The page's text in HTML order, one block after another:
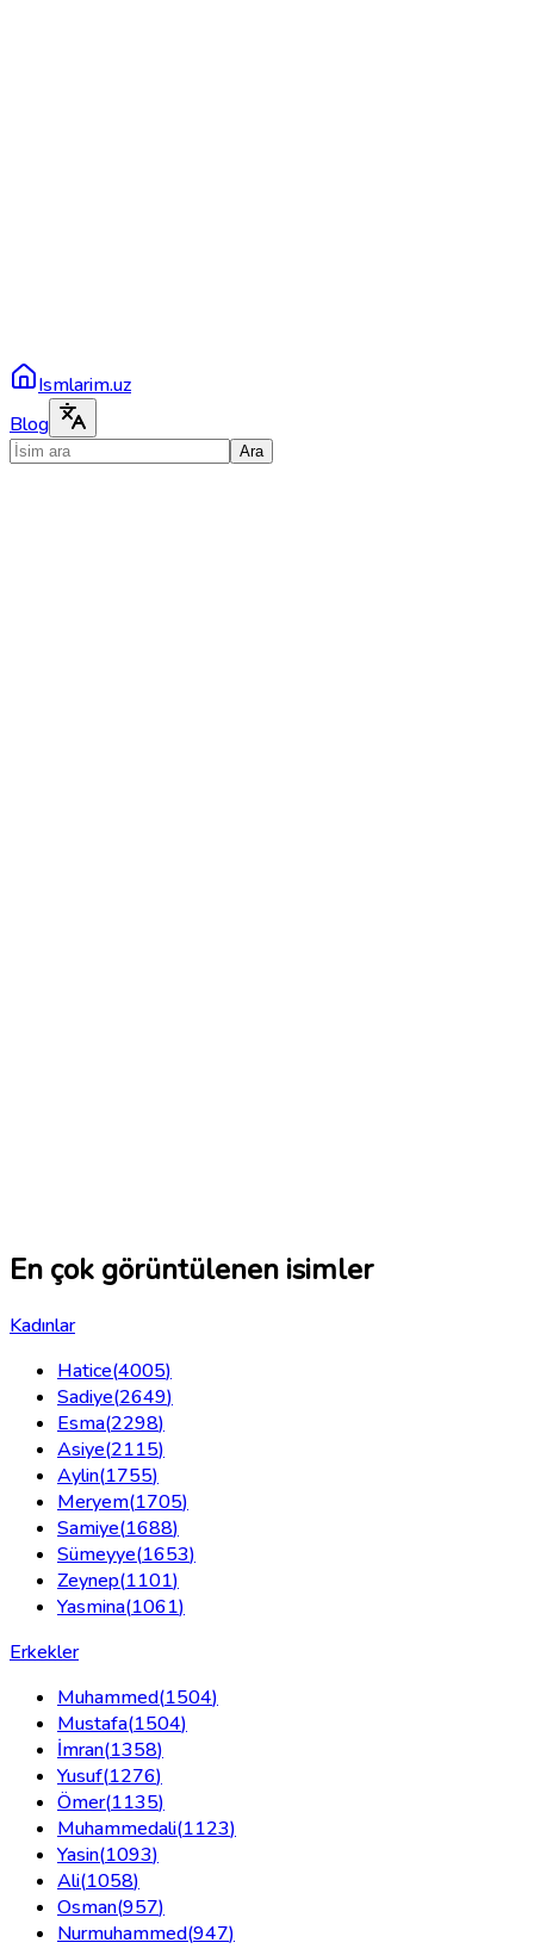
Ismlarim.uz
Blog
Ara
En çok görüntülenen isimler
Kadınlar
Hatice(4005)
Sadiye(2649)
Esma(2298)
Asiye(2115)
Aylin(1755)
Meryem(1705)
Samiye(1688)
Sümeyye(1653)
Zeynep(1101)
Yasmina(1061)
Erkekler
Muhammed(1504)
Mustafa(1504)
İmran(1358)
Yusuf(1276)
Ömer(1135)
Muhammedali(1123)
Yasin(1093)
Ali(1058)
Osman(957)
Nurmuhammed(947)